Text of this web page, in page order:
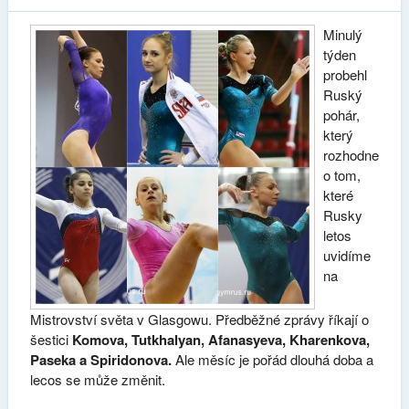
Minulý
týden
probehl
Ruský
pohár,
který
rozhodne
o tom,
které
Rusky
letos
uvidíme
na
Mistrovství světa v Glasgowu. Předběžné zprávy říkají o
šestici Komova, Tutkhalyan, Afanasyeva, Kharenkova,
Paseka a Spiridonova.Ale měsíc je pořád dlouhá doba a
lecos se může změnit.